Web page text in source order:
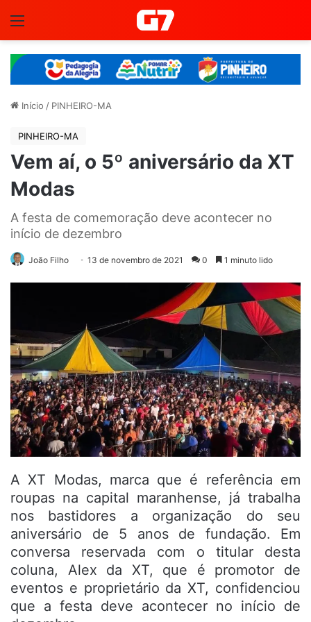
Início / PINHEIRO-MA
PINHEIRO-MA
Vem aí, o 5º aniversário da XT
Modas
A festa de comemoração deve acontecer no
início de dezembro
João Filho 13 de novembro de 2021 0 1 minuto lido
A XT Modas, marca que é referência em
roupas na capital maranhense, já trabalha
nos bastidores a organização do seu
aniversário de 5 anos de fundação. Em
conversa reservada com o titular desta
coluna, Alex da XT, que é promotor de
eventos e proprietário da XT, confidenciou
que a festa deve acontecer no início de